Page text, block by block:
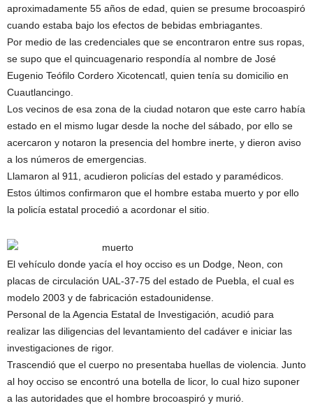
aproximadamente 55 años de edad, quien se presume brocoaspiró
cuando estaba bajo los efectos de bebidas embriagantes.
Por medio de las credenciales que se encontraron entre sus ropas,
se supo que el quincuagenario respondía al nombre de José
Eugenio Teófilo Cordero Xicotencatl, quien tenía su domicilio en
Cuautlancingo.
Los vecinos de esa zona de la ciudad notaron que este carro había
estado en el mismo lugar desde la noche del sábado, por ello se
acercaron y notaron la presencia del hombre inerte, y dieron aviso
a los números de emergencias.
Llamaron al 911, acudieron policías del estado y paramédicos.
Estos últimos confirmaron que el hombre estaba muerto y por ello
la policía estatal procedió a acordonar el sitio.
El vehículo donde yacía el hoy occiso es un Dodge, Neon, con
placas de circulación UAL-37-75 del estado de Puebla, el cual es
modelo 2003 y de fabricación estadounidense.
Personal de la Agencia Estatal de Investigación, acudió para
realizar las diligencias del levantamiento del cadáver e iniciar las
investigaciones de rigor.
Trascendió que el cuerpo no presentaba huellas de violencia. Junto
al hoy occiso se encontró una botella de licor, lo cual hizo suponer
a las autoridades que el hombre brocoaspiró y murió.